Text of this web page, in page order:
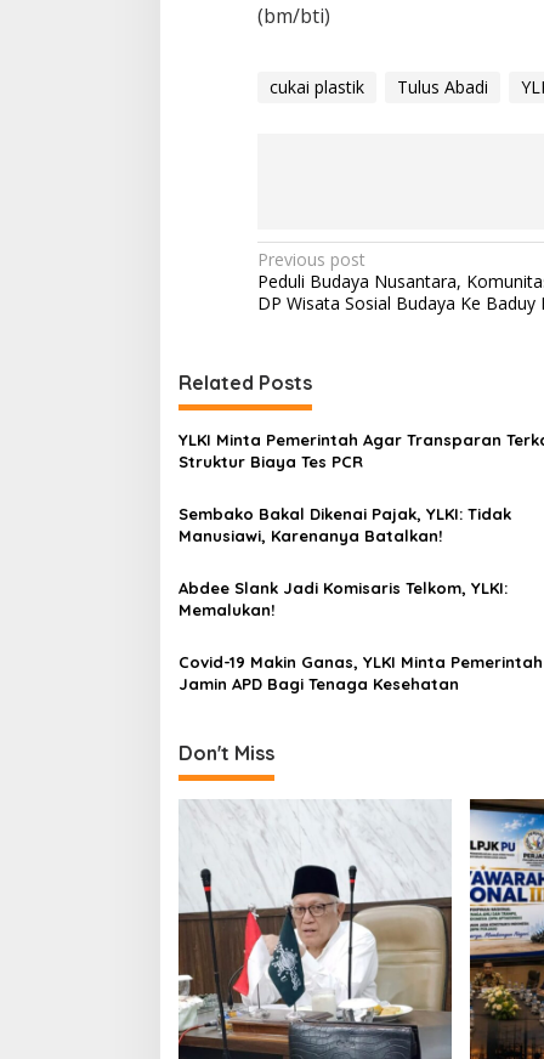
(bm/bti)
cukai plastik Tulus Abadi
P
o
t
n
a
v
i
g
a
t
o
Previous post
Peduli Budaya Nusantara,
DP Wisata Sosial Budaya Ke Baduy
Related Posts
YLKI Minta Pemerintah Agar Transparan
Struktur Biaya Tes PCR
Sembako Bakal Dikenai Pajak, YLKI: Tidak
Manusiawi, Karenanya Batalkan!
Abdee Slank Jadi Komisaris Telkom, YLKI:
Memalukan!
Covid-19 Makin Ganas, YLKI Minta Pemerintah
Jamin APD Bagi Tenaga Kesehatan
Don't Miss